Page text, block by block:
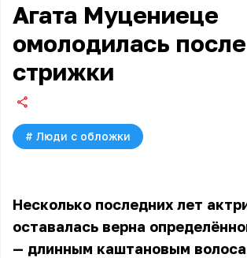
Агата Муцениеце
омолодилась после
стрижки
# Люди с обложки
Несколько последних лет
оставалась верна
— длинным каштановым